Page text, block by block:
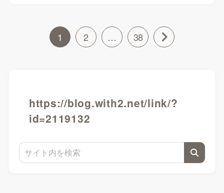
1 2 … 38
https://blog.with2.net/link/?
id=2119132